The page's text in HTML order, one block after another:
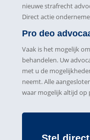
nieuwe strafrecht
Direct actie
Pro deo
Vaak is het mogelijk
behandelen. Uw
met u de
neemt. Alle
waar mogelijk altijd op